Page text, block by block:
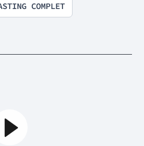
COMPLET